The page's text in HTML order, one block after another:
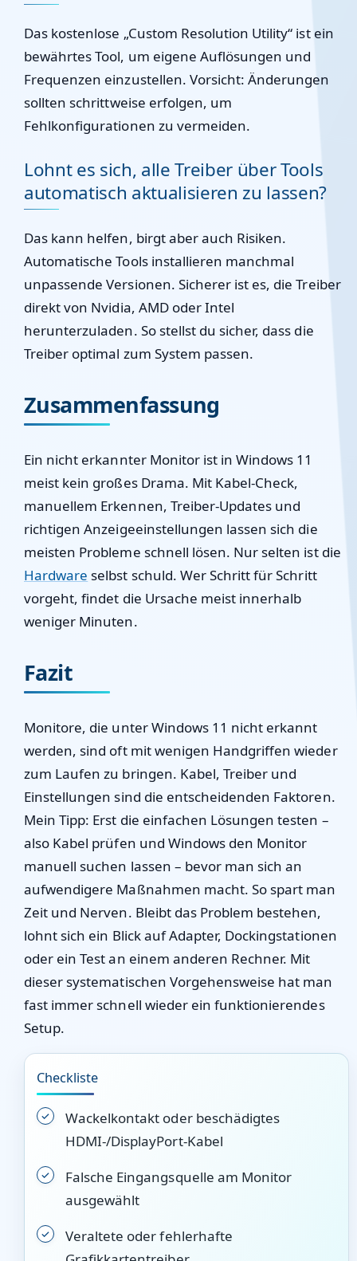
Das kostenlose „Custom Resolution Utility“ ist ein
bewährtes Tool, um eigene Auflösungen und
Frequenzen einzustellen. Vorsicht: Änderungen
sollten schrittweise erfolgen, um
Fehlkonfigurationen zu vermeiden.
Lohnt es sich, alle Treiber über Tools
automatisch aktualisieren zu lassen?
Das kann helfen, birgt aber auch Risiken.
Automatische Tools installieren manchmal
unpassende Versionen. Sicherer ist es, die Treiber
direkt von Nvidia, AMD oder Intel
herunterzuladen. So stellst du sicher, dass die
Treiber optimal zum System passen.
Zusammenfassung
Ein nicht erkannter Monitor ist in Windows 11
meist kein großes Drama. Mit Kabel-Check,
manuellem Erkennen, Treiber-Updates und
richtigen Anzeigeeinstellungen lassen sich die
meisten Probleme schnell lösen. Nur selten ist die
Hardware selbst schuld. Wer Schritt für Schritt
vorgeht, findet die Ursache meist innerhalb
weniger Minuten.
Fazit
Monitore, die unter Windows 11 nicht erkannt
werden, sind oft mit wenigen Handgriffen wieder
zum Laufen zu bringen. Kabel, Treiber und
Einstellungen sind die entscheidenden Faktoren.
Mein Tipp: Erst die einfachen Lösungen testen –
also Kabel prüfen und Windows den Monitor
manuell suchen lassen – bevor man sich an
aufwendigere Maßnahmen macht. So spart man
Zeit und Nerven. Bleibt das Problem bestehen,
lohnt sich ein Blick auf Adapter, Dockingstationen
oder ein Test an einem anderen Rechner. Mit
dieser systematischen Vorgehensweise hat man
fast immer schnell wieder ein funktionierendes
Setup.
Checkliste
Wackelkontakt oder beschädigtes
HDMI-/DisplayPort-Kabel
Falsche Eingangsquelle am Monitor
ausgewählt
Veraltete oder fehlerhafte